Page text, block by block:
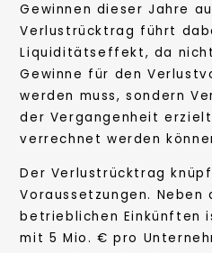
Gewinnen dieser Jahre
Verlustrücktrag führt
Liquiditätseffekt, da
Gewinne für den
werden muss, sondern
der Vergangenheit
verrechnet werden
Der Verlustrücktrag
Voraussetzungen. Neben
betrieblichen Einkünften
mit 5 Mio. € pro